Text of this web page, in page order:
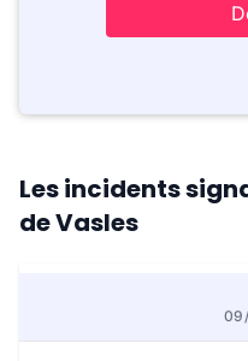
Les incidents
de Vasles